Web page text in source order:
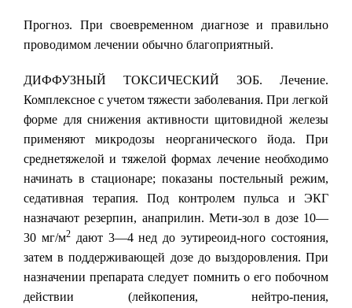
Прогноз. При своевременном диагнозе и правильно
проводимом лечении обычно благоприятный.
ДИФФУЗНЫЙ ТОКСИЧЕСКИЙ ЗОБ. Лечение.
Комплексное с учетом тяжести заболевания. При легкой
форме для снижения активности щитовидной железы
применяют микродозы неорганического йода. При
среднетяжелой и тяжелой формах лечение необходимо
начинать в стационаре; показаны постельный режим,
седативная терапия. Под контролем пульса и ЭКГ
назначают резерпин, анаприлин. Мети-зол в дозе 10—
30 мг/м2дают 3—4 нед до эутиреоид-ного состояния,
затем в поддерживающей дозе до выздоровления. При
назначении препарата следует помнить о его побочном
действии (лейкопения, нейтро-пения,